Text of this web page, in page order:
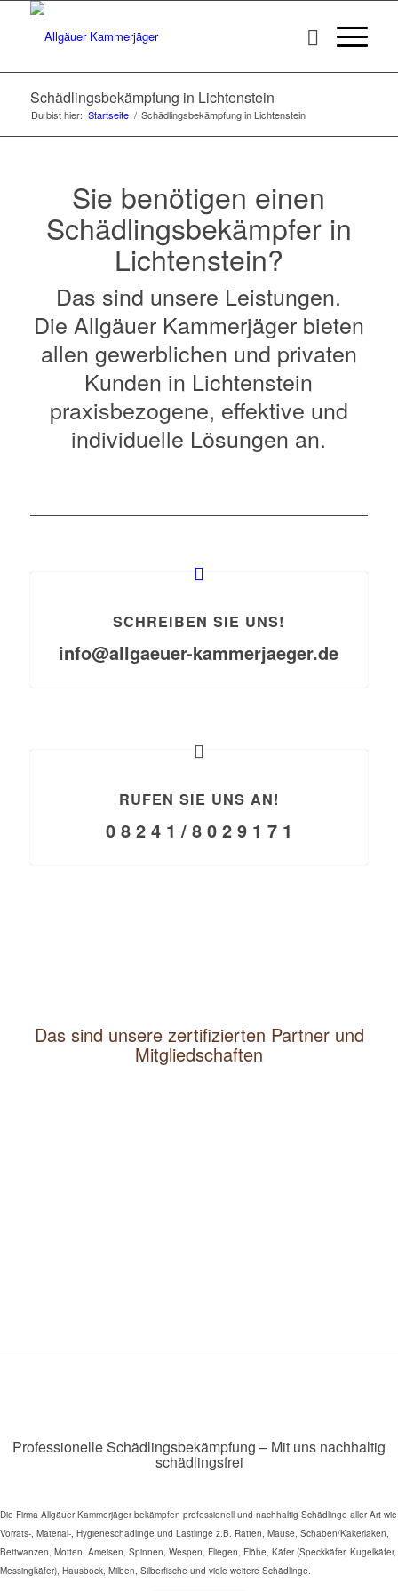
Schädlingsbekämpfung in Lichtenstein
Du bist hier: Startseite / Schädlingsbekämpfung in Lichtenstein
Sie benötigen einen
Schädlingsbekämpfer in
Lichtenstein?
Das sind unsere Leistungen.
Die Allgäuer Kammerjäger bieten
allen gewerblichen und privaten
Kunden in Lichtenstein
praxisbezogene, effektive und
individuelle Lösungen an.
SCHREIBEN SIE UNS!
info@allgaeuer-kammerjaeger.de
RUFEN SIE UNS AN!
0 8 2 4 1 / 8 0 2 9 1 7 1
Das sind unsere zertifizierten Partner und
Mitgliedschaften
Professionelle Schädlingsbekämpfung – Mit uns nachhaltig
schädlingsfrei
Die Firma Allgäuer Kammerjäger bekämpfen professionell und nachhaltig Schädlinge aller Art wie
Vorrats-, Material-, Hygieneschädlinge und Lästlinge z.B. Ratten, Mäuse, Schaben/Kakerlaken,
Bettwanzen, Motten, Ameisen, Spinnen, Wespen, Fliegen, Flöhe, Käfer (Speckkäfer, Kugelkäfer,
Messingkäfer), Hausbock, Milben, Silberfische und viele weitere Schädlinge.